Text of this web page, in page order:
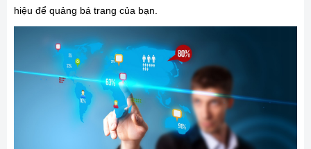
hiệu để quảng bá trang của bạn.